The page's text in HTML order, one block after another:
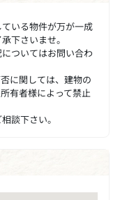
いる物件が万が一成
下さいませ。
ついてはお問い合わ
に関しては、建物の
有者様によって禁止
談下さい。